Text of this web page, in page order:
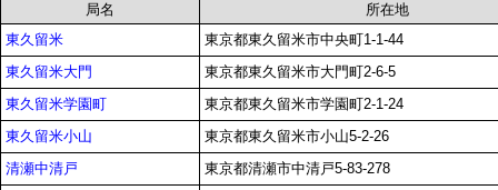
局名
所在地
東久留米
東京都東久留米市中央町1-1-44
東久留米大門
東京都東久留米市大門町2-6-5
東久留米学園町
東京都東久留米市学園町2-1-24
東久留米小山
東京都東久留米市小山5-2-26
清瀬中清戸
東京都清瀬市中清戸5-83-278